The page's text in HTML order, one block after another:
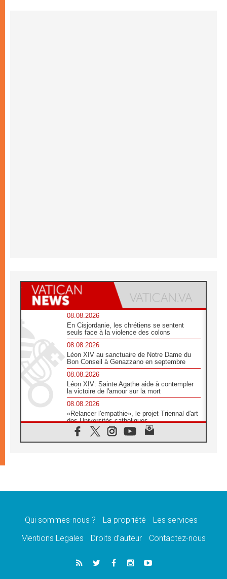
08.08.2026
En Cisjordanie, les chrétiens se sentent
seuls face à la violence des colons
08.08.2026
Léon XIV au sanctuaire de Notre Dame du
Bon Conseil à Genazzano en septembre
08.08.2026
Léon XIV: Sainte Agathe aide à contempler
la victoire de l'amour sur la mort
08.08.2026
«Relancer l'empathie», le projet Triennal d'art
des Universités catholiques
08.08.2026
Signis 2026, donner la parole aux religieuses
07.08.2026
07.08.2026
de l'Assomption et mémoire nationale
«La paix commence par l'empathie» estime
le cardinal Parolin
Qui sommes-nous ? La propriété
Les services
Mentions Legales
Droits d’auteur Contactez-nous